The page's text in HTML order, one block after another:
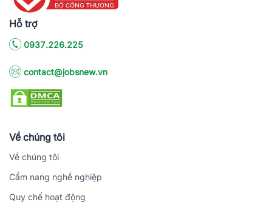
Hỗ trợ
0937.226.225
contact@jobsnew.vn
Về chúng tôi
Về chúng tôi
Cẩm nang nghề nghiệp
Quy chế hoạt động